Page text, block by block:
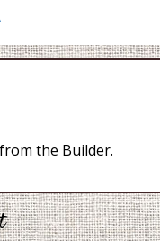
the Builder.